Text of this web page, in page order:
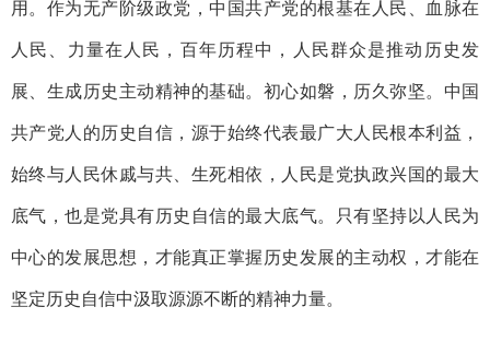
用。作为无产阶级政党，中国共产党的根基在人民、血脉在
人民、力量在人民，百年历程中，人民群众是推动历史发
展、生成历史主动精神的基础。初心如磐，历久弥坚。中国
共产党人的历史自信，源于始终代表最广大人民根本利益，
始终与人民休戚与共、生死相依，人民是党执政兴国的最大
底气，也是党具有历史自信的最大底气。只有坚持以人民为
中心的发展思想，才能真正掌握历史发展的主动权，才能在
坚定历史自信中汲取源源不断的精神力量。